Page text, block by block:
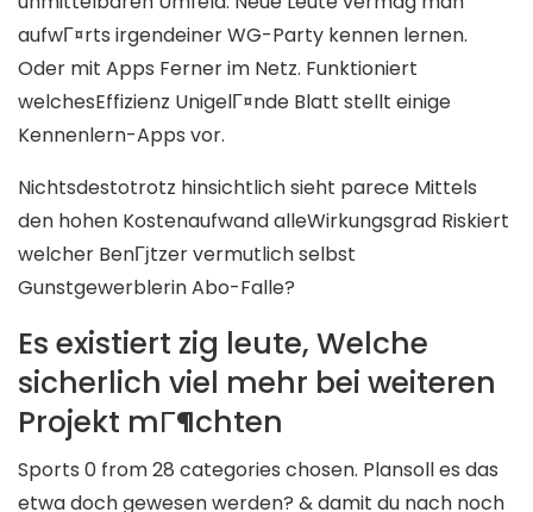
aufwГ¤rts irgendeiner WG-Party kennen lernen.
Oder mit Apps Ferner im Netz. Funktioniert
welchesEffizienz UnigelГ¤nde Blatt stellt einige
Kennenlern-Apps vor.
Nichtsdestotrotz hinsichtlich sieht parece Mittels
den hohen Kostenaufwand alleWirkungsgrad Riskiert
welcher BenГјtzer vermutlich selbst
Gunstgewerblerin Abo-Falle?
Es existiert zig leute, Welche
sicherlich viel mehr bei weiteren
Projekt mГ¶chten
Sports 0 from 28 categories chosen. Plansoll es das
etwa doch gewesen werden? & damit du nach noch